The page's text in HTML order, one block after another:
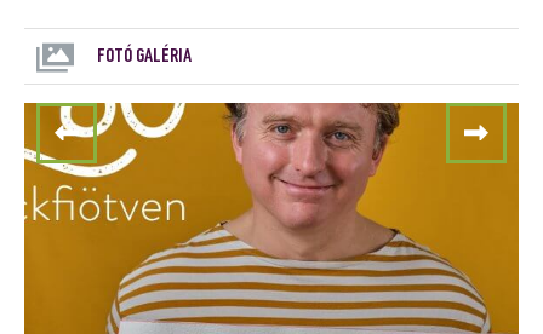
FOTÓ GALÉRIA